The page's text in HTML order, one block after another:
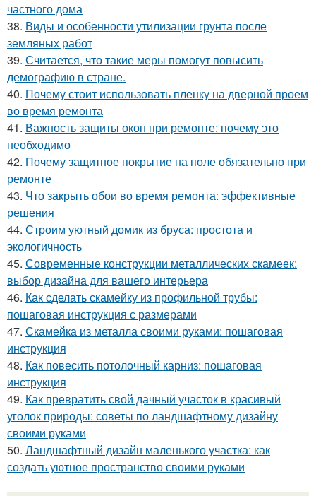
частного дома
38. Виды и особенности утилизации грунта после
земляных работ
39. Считается, что такие меры помогут повысить
демографию в стране.
40. Почему стоит использовать пленку на дверной проем
во время ремонта
41. Важность защиты окон при ремонте: почему это
необходимо
42. Почему защитное покрытие на поле обязательно при
ремонте
43. Что закрыть обои во время ремонта: эффективные
решения
44. Строим уютный домик из бруса: простота и
экологичность
45. Современные конструкции металлических скамеек:
выбор дизайна для вашего интерьера
46. Как сделать скамейку из профильной трубы:
пошаговая инструкция с размерами
47. Скамейка из металла своими руками: пошаговая
инструкция
48. Как повесить потолочный карниз: пошаговая
инструкция
49. Как превратить свой дачный участок в красивый
уголок природы: советы по ландшафтному дизайну
своими руками
50. Ландшафтный дизайн маленького участка: как
создать уютное пространство своими руками